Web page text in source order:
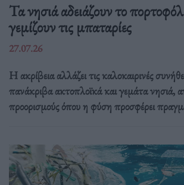
Τα νησιά αδειάζουν το
γεμίζουν τις μπαταρίες
27.07.26
Η ακρίβεια αλλάζει τις καλοκαιρινές
πανάκριβα ακτοπλοϊκά και γεμάτα νησιά,
προορισμούς όπου η φύση προσφέρει